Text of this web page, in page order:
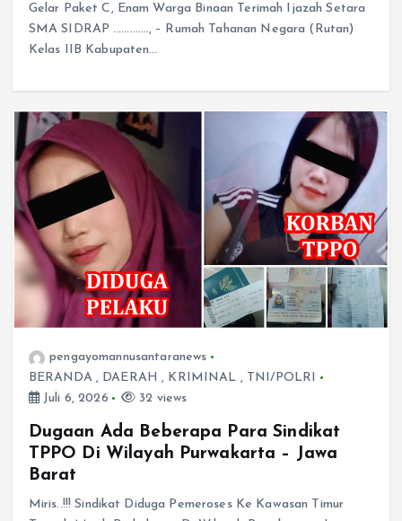
Gelar Paket C, Enam Warga Binaan Terimah Ijazah Setara
SMA​ SIDRAP …………., – Rumah Tahanan Negara (Rutan)
Kelas IIB Kabupaten…
pengayomannusantaranews
BERANDA, DAERAH , KRIMINAL , TNI/POLRI
Juli 6, 2026
32 views
Dugaan Ada Beberapa Para Sindikat
TPPO Di Wilayah Purwakarta – Jawa
Barat
Miris..!!! Sindikat Diduga Pemeroses Ke Kawasan Timur